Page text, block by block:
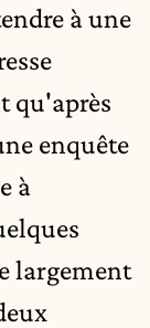
à une
qu'après
enquête
à
largement